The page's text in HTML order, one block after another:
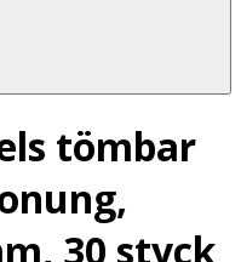
tömbar
30 styck